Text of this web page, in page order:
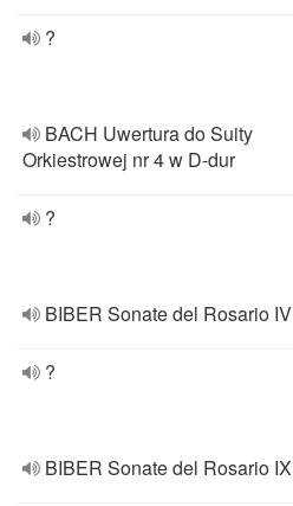
?
BACH Uwertura do Suity
Orkiestrowej nr 4 w D-dur
?
BIBER Sonate del Rosario IV
?
BIBER Sonate del Rosario IX